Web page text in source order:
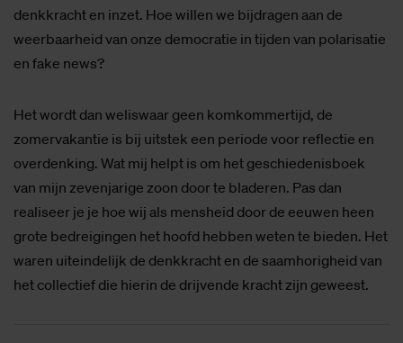
denkkracht en inzet. Hoe willen we bijdragen aan de
weerbaarheid van onze democratie in tijden van polarisatie
en fake news?
Het wordt dan weliswaar geen komkommertijd, de
zomervakantie is bij uitstek een periode voor reflectie en
overdenking. Wat mij helpt is om het geschiedenisboek
van mijn zevenjarige zoon door te bladeren. Pas dan
realiseer je je hoe wij als mensheid door de eeuwen heen
grote bedreigingen het hoofd hebben weten te bieden. Het
waren uiteindelijk de denkkracht en de saamhorigheid van
het collectief die hierin de drijvende kracht zijn geweest.